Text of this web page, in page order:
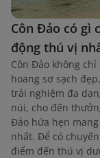
Côn Đảo có gì
động thú vị
Côn Đảo không
hoang sơ sạch
trải nghiệm đa
núi, cho đến
Đảo hứa hẹn
nhất. Để có
điểm đến thú vị